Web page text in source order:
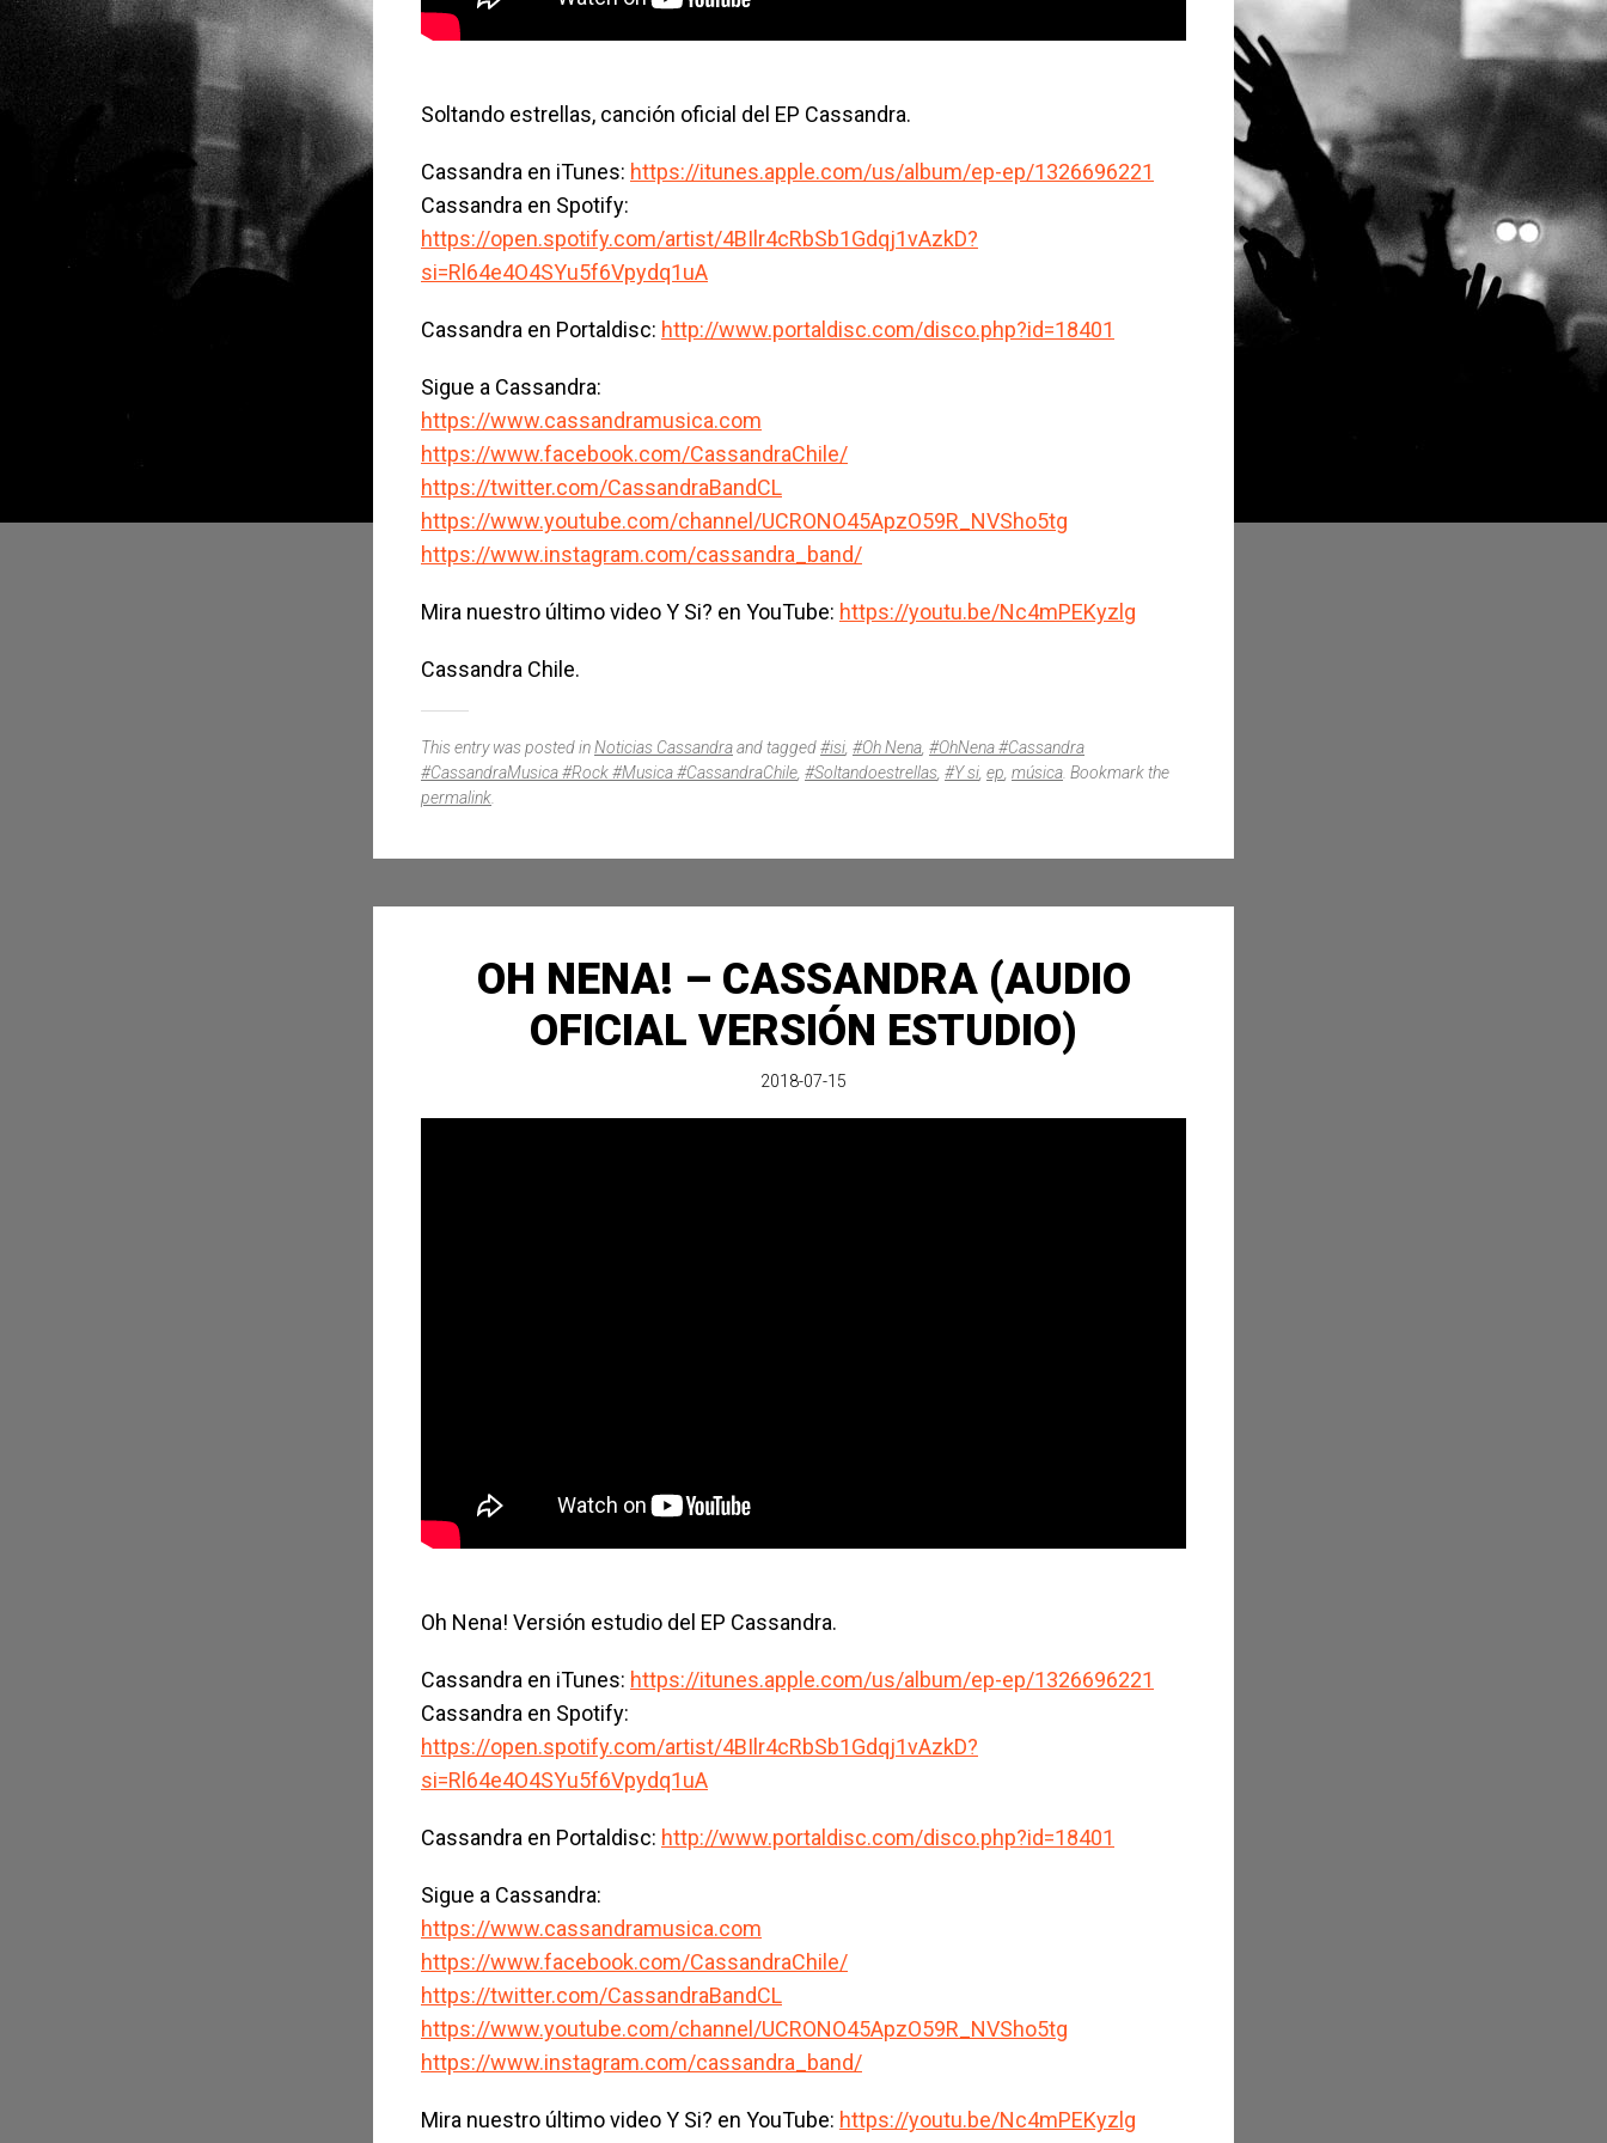
Soltando estrellas, canción oficial del EP Cassandra.
Cassandra en iTunes: https://itunes.apple.com/us/album/ep-ep/1326696221
Cassandra en Spotify:
https://open.spotify.com/artist/4BIlr4cRbSb1Gdqj1vAzkD?
si=Rl64e4O4SYu5f6Vpydq1uA
Cassandra en Portaldisc: http://www.portaldisc.com/disco.php?id=18401
Sigue a Cassandra:
https://www.cassandramusica.com
https://www.facebook.com/CassandraChile/
https://twitter.com/CassandraBandCL
https://www.youtube.com/channel/UCRONO45ApzO59R_NVSho5tg
https://www.instagram.com/cassandra_band/
Mira nuestro último video Y Si? en YouTube: https://youtu.be/Nc4mPEKyzlg
Cassandra Chile.
This entry was posted inNoticias Cassandraand tagged#isi #Oh Nena #OhNena #Cassandra
#CassandraMusica #Rock #Musica #CassandraChile #Soltandoestrellas #Y si ep música . Bookmark the
permalink
OH NENA! – CASSANDRA (AUDIO
OFICIAL VERSIÓN ESTUDIO)
2018-07-15
Oh Nena! Versión estudio del EP Cassandra.
Cassandra en iTunes: https://itunes.apple.com/us/album/ep-ep/1326696221
Cassandra en Spotify:
https://open.spotify.com/artist/4BIlr4cRbSb1Gdqj1vAzkD?
si=Rl64e4O4SYu5f6Vpydq1uA
Cassandra en Portaldisc: http://www.portaldisc.com/disco.php?id=18401
Sigue a Cassandra:
https://www.cassandramusica.com
https://www.facebook.com/CassandraChile/
https://twitter.com/CassandraBandCL
https://www.youtube.com/channel/UCRONO45ApzO59R_NVSho5tg
https://www.instagram.com/cassandra_band/
Mira nuestro último video Y Si? en YouTube: https://youtu.be/Nc4mPEKyzlg